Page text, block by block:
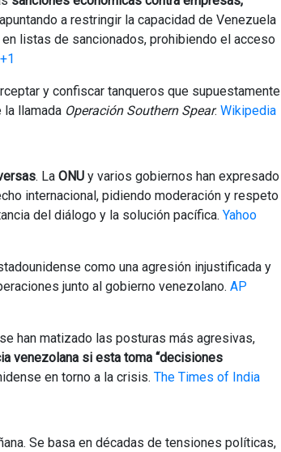
a restringir la capacidad de Venezuela
listas de sancionados, prohibiendo el acceso
y confiscar tanqueros que supuestamente
llamada Operación Southern Spear. Wikipedia
. La ONU y varios gobiernos han expresado
internacional, pidiendo moderación y respeto
del diálogo y la solución pacífica. Yahoo
como una agresión injustificada y
junto al gobierno venezolano. AP
han matizado las posturas más agresivas,
venezolana si esta toma “decisiones
en torno a la crisis. The Times of India
Se basa en décadas de tensiones políticas,